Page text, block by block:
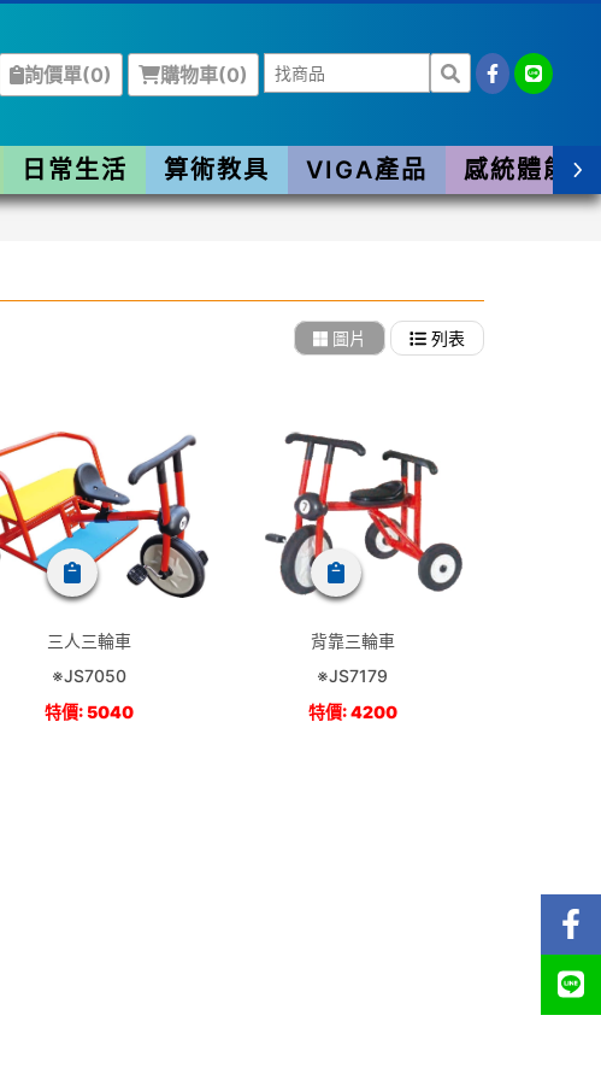
詢價單(0) 購物車(0)
日常生活 算術教具 VIGA產品 感統體能
圖片 列表
三人三輪車
※JS7050
特價: 5040
背靠三輪車
※JS7179
特價: 4200